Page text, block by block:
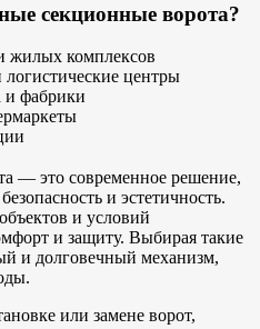
секционные ворота?
жилых комплексов
центры
и фабрики
— это современное решение,
и эстетичность.
и условий
и защиту. Выбирая такие
и долговечный механизм,
или замене ворот,